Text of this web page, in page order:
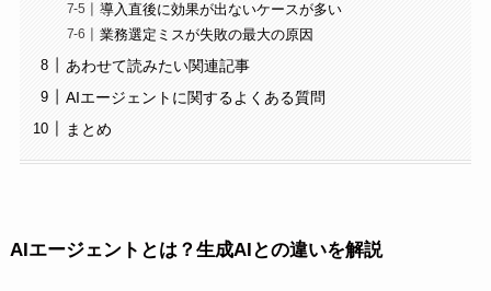
導入直後に効果が出ないケースが多い
業務選定ミスが失敗の最大の原因
あわせて読みたい関連記事
AIエージェントに関するよくある質問
まとめ
AIエージェントとは？生成AIとの違いを解説